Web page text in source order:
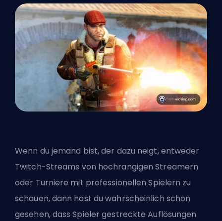
Wenn du jemand bist, der dazu neigt, entweder
Twitch-Streams von hochrangigen Streamern
oder Turniere mit professionellen Spielern zu
schauen, dann hast du wahrscheinlich schon
gesehen, dass Spieler gestreckte Auflösungen